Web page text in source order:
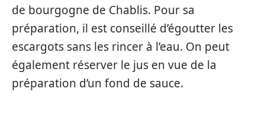
de bourgogne de Chablis. Pour sa
préparation, il est conseillé d’égoutter les
escargots sans les rincer à l’eau. On peut
également réserver le jus en vue de la
préparation d’un fond de sauce.